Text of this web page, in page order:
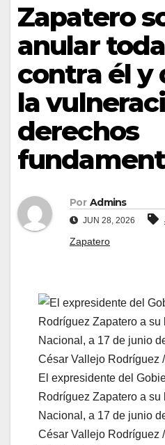
Zapatero
anular
contra él y
la
derechos
Por Admins
JUN 28, 2026
Zapatero
El expresidente del
Rodríguez Zapatero a
Nacional, a 17 de junio
César Vallejo Rodríguez